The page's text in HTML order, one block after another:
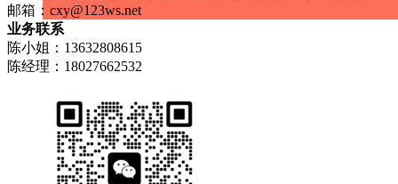
邮箱： cxy@123ws.net
业务联系
陈小姐：13632808615
陈经理：18027662532